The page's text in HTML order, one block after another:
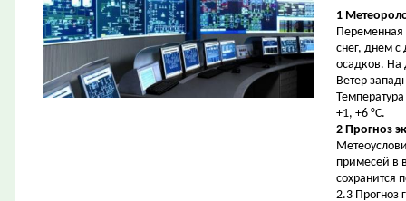
1
Переменная
снег, днем
осадков. На
Ветер
+1, +6 °С.
2 Прогноз
примесей в
сохранится
2.3 Прогноз